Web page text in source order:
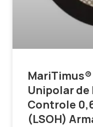
Unipolar de
Controle
(LSOH)